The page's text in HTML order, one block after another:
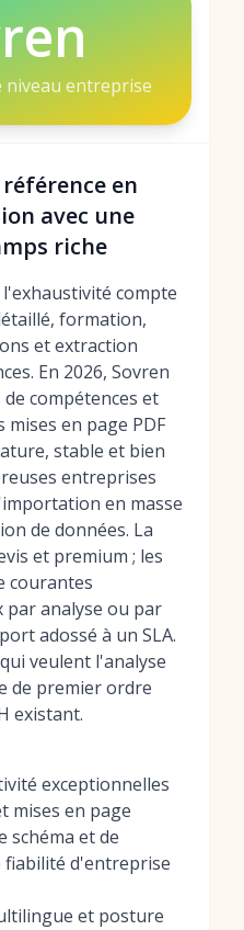
niveau entreprise
référence en
avec une
riche
compte
formation,
et extraction
En 2026, Sovren
compétences et
en page PDF
stable et bien
entreprises
en masse
de données. La
et premium ; les
courantes
par analyse ou par
adossé à un SLA.
veulent l'analyse
de premier ordre
existant.
exceptionnelles
mises en page
schéma et de
fiabilité d'entreprise
et posture